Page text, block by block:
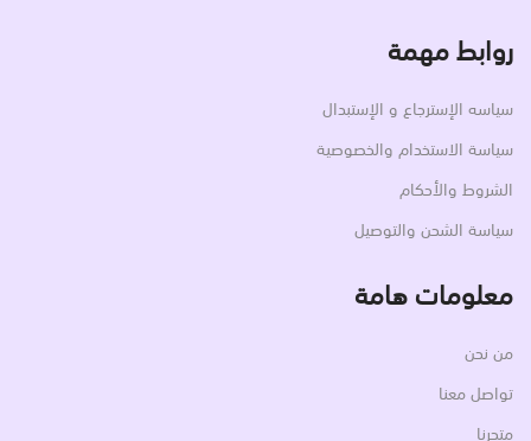
روابط مهمة
سياسه الإسترجاع و الإستبدال
سياسة الاستخدام والخصوصية
الشروط والأحكام
سياسة الشحن والتوصيل
معلومات هامة
من نحن
تواصل معنا
متجرنا